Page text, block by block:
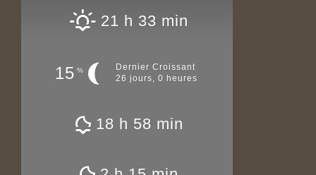
21 h 33 min
15 %
Dernier Croissant
26 jours, 0 heures
18 h 58 min